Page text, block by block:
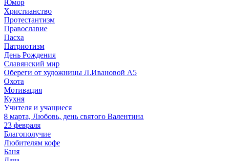
Юмор
Христианство
Протестантизм
Православие
Пасха
Патриотизм
День Рождения
Славянский мир
Обереги от художницы Л.Ивановой А5
Охота
Мотивация
Кухня
Учителя и учащиеся
8 марта, Любовь, день святого Валентина
23 февраля
Благополучие
Любителям кофе
Баня